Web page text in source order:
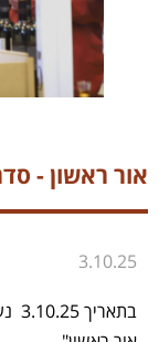
אור ראשון -
3.10.25